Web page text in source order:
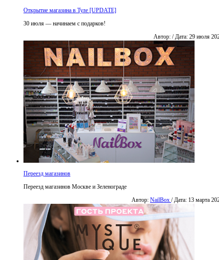
Открытие магазина в Туле [UPDATE]
30 июля — начинаем с подарков!
Автор: / Дата: 29 июля
Переезд магазинов
Переезд магазинов Москве и Зеленограде
Автор: NailBox / Дата: 13 марта